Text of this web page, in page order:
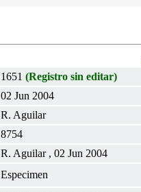
1651 (Registro sin editar)
02 Jun 2004
R. Aguilar
8754
R. Aguilar , 02 Jun 2004
Especimen